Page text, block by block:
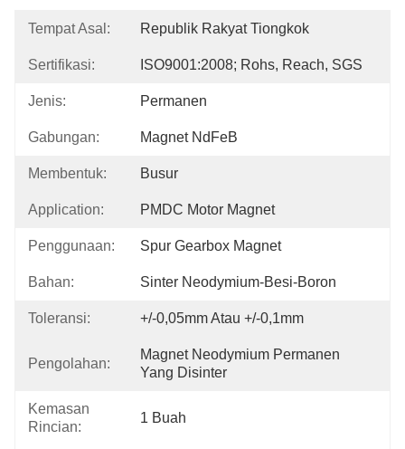
Tempat Asal: Republik Rakyat Tiongkok
Sertifikasi: ISO9001:2008; Rohs, Reach, SGS
Jenis: Permanen
Gabungan: Magnet NdFeB
Membentuk: Busur
Application: PMDC Motor Magnet
Penggunaan: Spur Gearbox Magnet
Bahan: Sinter Neodymium-Besi-Boron
Toleransi: +/-0,05mm Atau +/-0,1mm
Pengolahan:
Magnet Neodymium Permanen
Yang Disinter
Kemasan
Rincian:
1 Buah